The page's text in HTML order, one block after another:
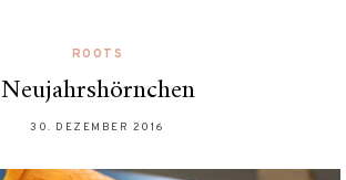
ROOTS
Neujahrshörnchen
30. DEZEMBER 2016